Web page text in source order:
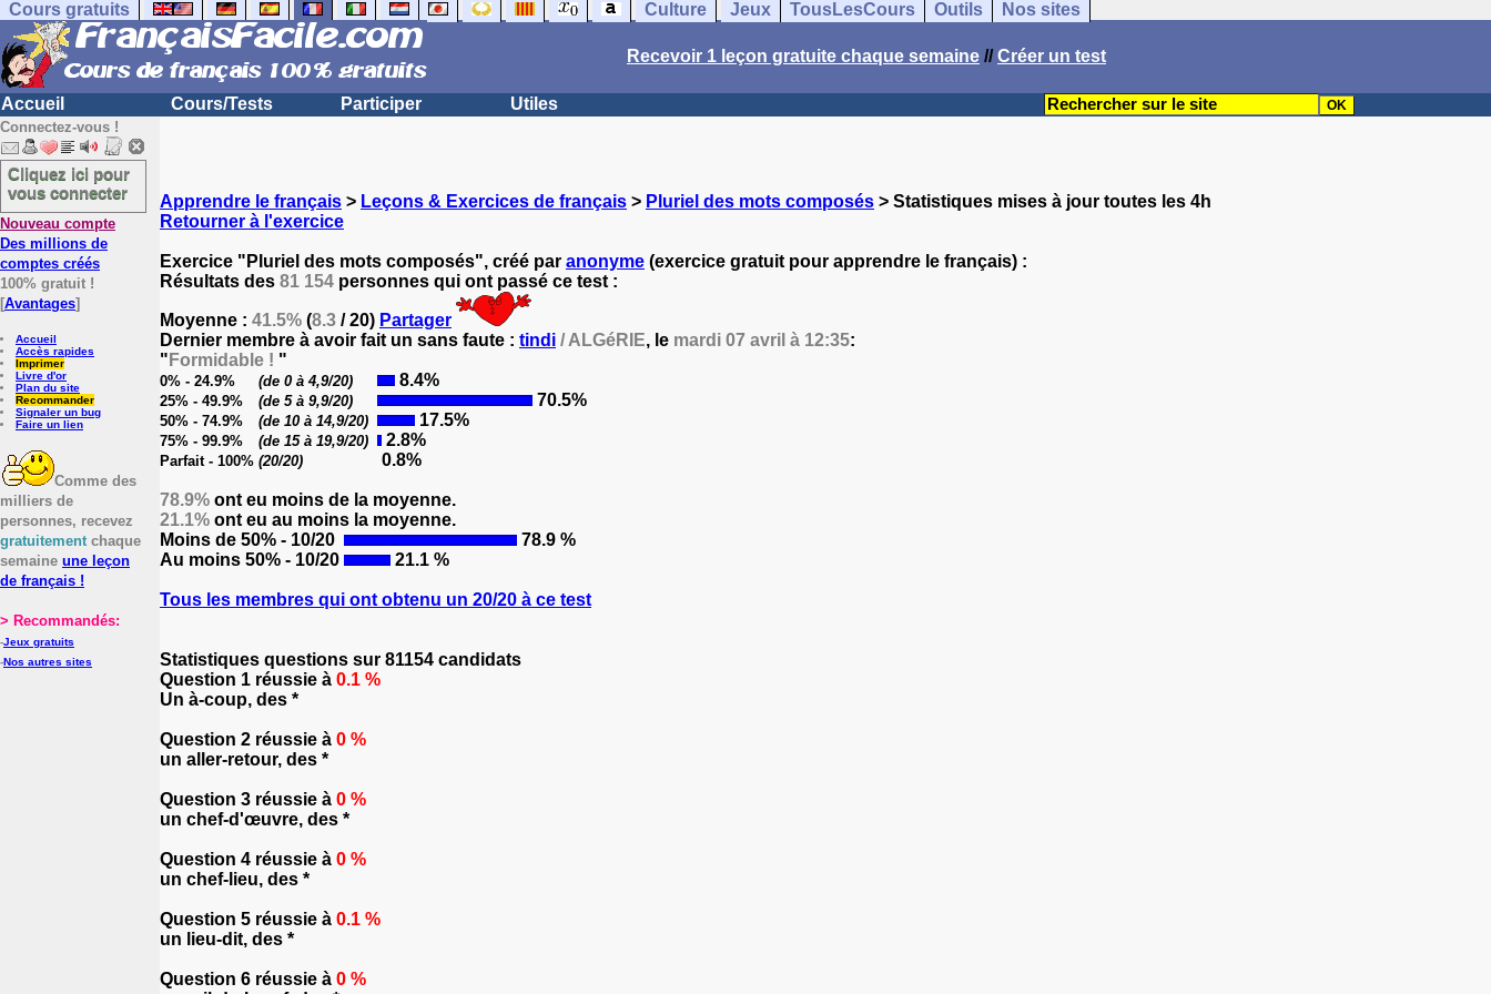
Cours gratuits Culture Jeux TousLesCours Outils Nos sites
Recevoir 1 leçon gratuite chaque semaine //Créer un test
Accueil Cours/Tests Participer Utiles
Connectez-vous !
Cliquez ici pour
vous connecter
Nouveau compte
Des millions de
comptes créés
100% gratuit !
[Avantages]
Accueil
Accès rapides
Imprimer
Livre d'or
Plan du site
Recommander
Signaler un bug
Faire un lien
Comme des
milliers de
personnes, recevez
gratuitementchaque
semaine une leçon
de français !
> Recommandés:
-Jeux gratuits
-Nos autres sites
Apprendre le français > Leçons & Exercices de français > Pluriel des mots composés > Statistiques mises à jour toutes les 4h
Retourner à l'exercice
Exercice "Pluriel des mots composés", créé par anonyme (exercice gratuit pour apprendre le français) :
Résultats des 81 154 personnes qui ont passé ce test :
Moyenne : 41.5% (8.3 / 20) Partager
Dernier membre à avoir fait un sans faute : tindi / ALGéRIE, le mardi 07 avril à 12:35:
" Formidable ! "
0% - 24.9% (de 0 à 4,9/20) 8.4%
25% - 49.9% (de 5 à 9,9/20) 70.5%
50% - 74.9% (de 10 à 14,9/20) 17.5%
75% - 99.9% (de 15 à 19,9/20) 2.8%
Parfait - 100% (20/20) 0.8%
78.9% ont eu moins de la moyenne.
21.1% ont eu au moins la moyenne.
Moins de 50% - 10/20
78.9 %
Au moins 50% - 10/20
21.1 %
Tous les membres qui ont obtenu un 20/20 à ce test
Statistiques questions sur 81154 candidats
Question 1 réussie à 0.1 %
Un à-coup, des *
Question 2 réussie à 0 %
un aller-retour, des *
Question 3 réussie à 0 %
un chef-d'œuvre, des *
Question 4 réussie à 0 %
un chef-lieu, des *
Question 5 réussie à 0.1 %
un lieu-dit, des *
Question 6 réussie à 0 %